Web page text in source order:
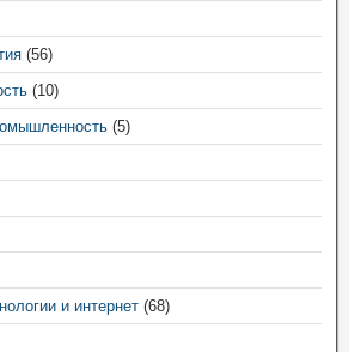
(56)
(10)
(5)
и интернет (68)